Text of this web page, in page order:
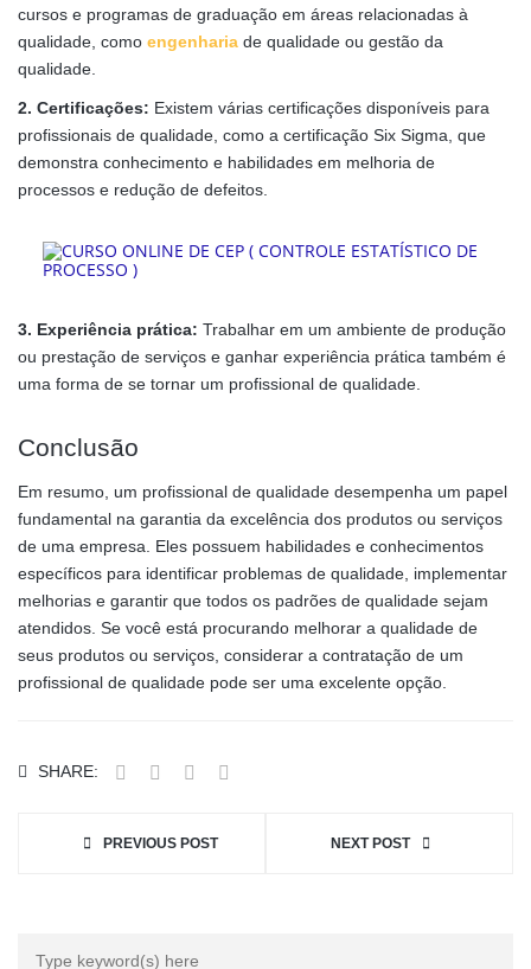
cursos e programas de graduação em áreas relacionadas à
qualidade, como engenharia de qualidade ou gestão da
qualidade.
2. Certificações: Existem várias certificações disponíveis para
profissionais de qualidade, como a certificação Six Sigma, que
demonstra conhecimento e habilidades em melhoria de
processos e redução de defeitos.
3. Experiência prática: Trabalhar em um ambiente de produção
ou prestação de serviços e ganhar experiência prática também é
uma forma de se tornar um profissional de qualidade.
Conclusão
Em resumo, um profissional de qualidade desempenha um papel
fundamental na garantia da excelência dos produtos ou serviços
de uma empresa. Eles possuem habilidades e conhecimentos
específicos para identificar problemas de qualidade, implementar
melhorias e garantir que todos os padrões de qualidade sejam
atendidos. Se você está procurando melhorar a qualidade de
seus produtos ou serviços, considerar a contratação de um
profissional de qualidade pode ser uma excelente opção.
SHARE:
PREVIOUS POST NEXT POST